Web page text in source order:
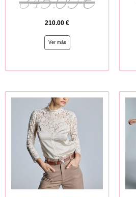
210.00 €
Ver más